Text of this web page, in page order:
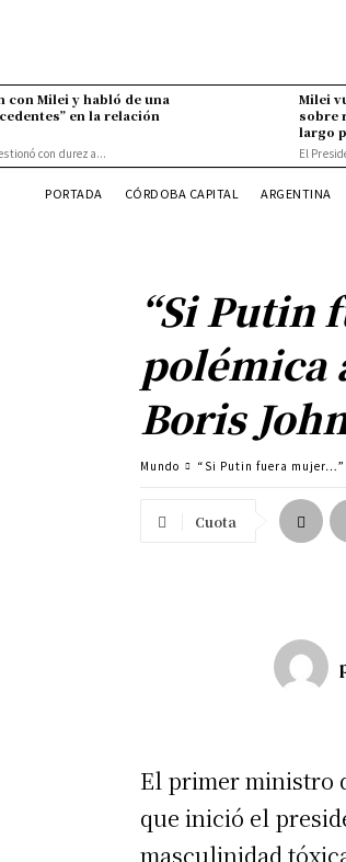
con Milei y habló de una
en la relación
con dureza...
Milei
sobre
largo
El
PORTADA CÓRDOBA CAPITAL ARGENTINA
“Si Putin
polémica
Boris
Mundo “Si Putin fuera
Cuota
El primer ministro
que inició el
masculinidad